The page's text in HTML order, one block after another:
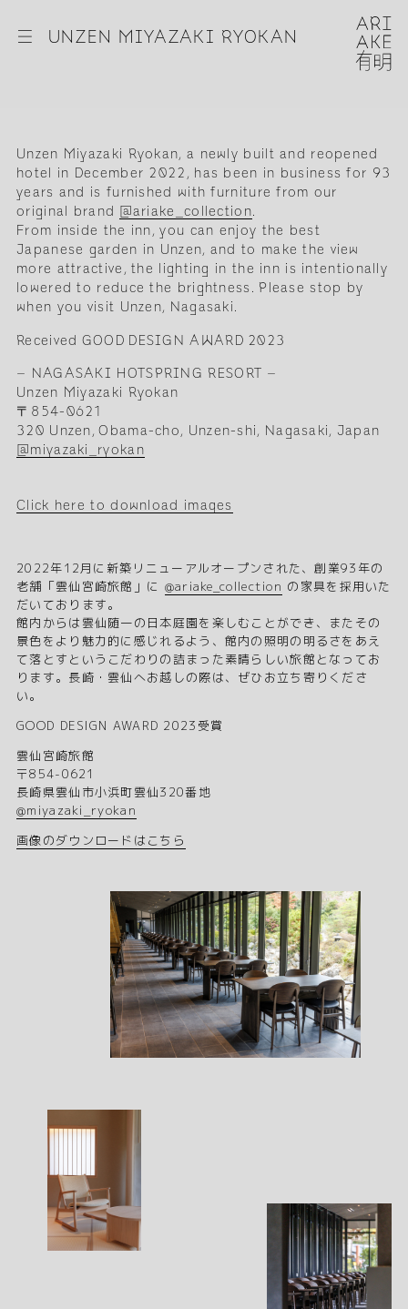
☰ UNZEN MIYAZAKI RYOKAN
Unzen Miyazaki Ryokan, a newly built and reopened
hotel in December 2022, has been in business for 93
years and is furnished with furniture from our
original brand
@ariake_collection.
From inside the inn, you can enjoy the best
Japanese garden in Unzen, and to make the view
more attractive, the lighting in the inn is intentionally
lowered to reduce the brightness. Please stop by
when you visit Unzen, Nagasaki.
Received GOOD DESIGN AWARD 2023
– NAGASAKI HOTSPRING RESORT –
Unzen Miyazaki Ryokan
〒854-0621
320 Unzen, Obama-cho, Unzen-shi, Nagasaki, Japan
@miyazaki_ryokan
Click here to download images
2022年12月に新築リニューアルオープンされた、創業93年の
老舗「雲仙宮崎旅館」に @ariake_collection の家具を採用いた
だいております。
館内からは雲仙随一の日本庭園を楽しむことができ、またその
景色をより魅力的に感じれるよう、館内の照明の明るさをあえ
て落とすというこだわりの詰まった素晴らしい旅館となってお
ります。長崎・雲仙へお越しの際は、ぜひお立ち寄りくださ
い。
GOOD DESIGN AWARD 2023受賞
雲仙宮崎旅館
〒854-0621
長崎県雲仙市小浜町雲仙320番地
@miyazaki_ryokan
画像のダウンロードはこちら